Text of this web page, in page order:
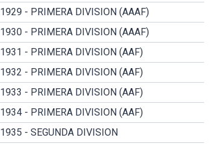
1929 - PRIMERA DIVISION (AAAF)
1930 - PRIMERA DIVISION (AAAF)
1931 - PRIMERA DIVISION (AAF)
1932 - PRIMERA DIVISION (AAF)
1933 - PRIMERA DIVISION (AAF)
1934 - PRIMERA DIVISION (AAF)
1935 - SEGUNDA DIVISION